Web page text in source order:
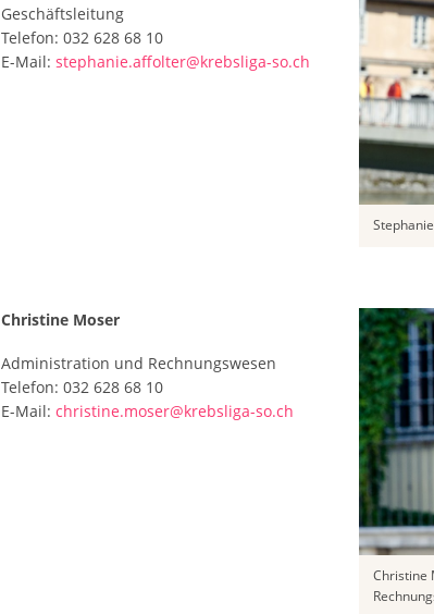
Geschäftsleitung
Telefon: 032 628 68 10
E-Mail: stephanie.affolter@krebsliga-so.ch
Christine
Christine Moser
Administration und Rechnungswesen
Telefon: 032 628 68 10
E-Mail: christine.moser@krebsliga-so.ch